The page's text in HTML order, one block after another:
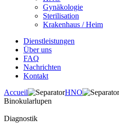
Gynäkologie
Sterilisation
Krakenhaus / Heim
Dienstleistungen
Über uns
FAQ
Nachrichten
Kontakt
Accueil
HNO
Binokularlupen
Diagnostik